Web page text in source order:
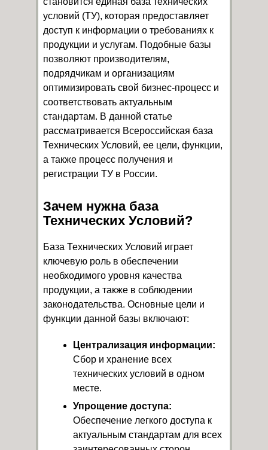
условий (ТУ), которая предоставляет
доступ к информации о требованиях к
продукции и услугам. Подобные базы
позволяют производителям,
подрядчикам и организациям
оптимизировать свой бизнес-процесс и
соответствовать актуальным
стандартам. В данной статье
рассматривается Всероссийская база
Технических Условий, ее цели, функции,
а также процесс получения и
регистрации ТУ в России.
Зачем нужна база
Технических Условий?
База Технических Условий играет
ключевую роль в обеспечении
необходимого уровня качества
продукции, а также в соблюдении
законодательства. Основные цели и
функции данной базы включают:
Централизация информации:
Сбор и хранение всех
технических условий в одном
месте.
Упрощение доступа:
Обеспечение легкого доступа к
актуальным стандартам для всех